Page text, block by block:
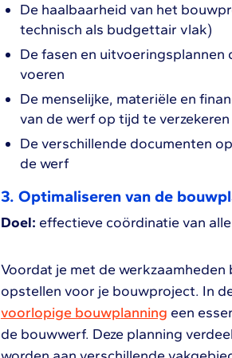
De haalbaarheid van het
technisch als budgettair vlak)
De fasen en
voeren
De menselijke, materiële en
van de werf op tijd te verzekeren
De verschillende documenten
de werf
3. Optimaliseren van de
Doel: effectieve coördinatie van
Voordat je met de
opstellen voor je bouwproject. In
voorlopige bouwplanning een
de bouwwerf. Deze planning